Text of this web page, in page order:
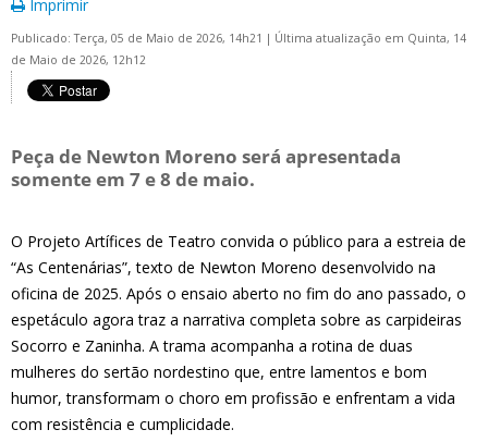
Imprimir
Publicado: Terça, 05 de Maio de 2026, 14h21 | Última atualização em Quinta, 14
de Maio de 2026, 12h12
Peça de Newton Moreno será apresentada
somente em 7 e 8 de maio.
O Projeto Artífices de Teatro convida o público para a estreia de
“As Centenárias”, texto de Newton Moreno desenvolvido na
oficina de 2025. Após o ensaio aberto no fim do ano passado, o
espetáculo agora traz a narrativa completa sobre as carpideiras
Socorro e Zaninha. A trama acompanha a rotina de duas
mulheres do sertão nordestino que, entre lamentos e bom
humor, transformam o choro em profissão e enfrentam a vida
com resistência e cumplicidade.